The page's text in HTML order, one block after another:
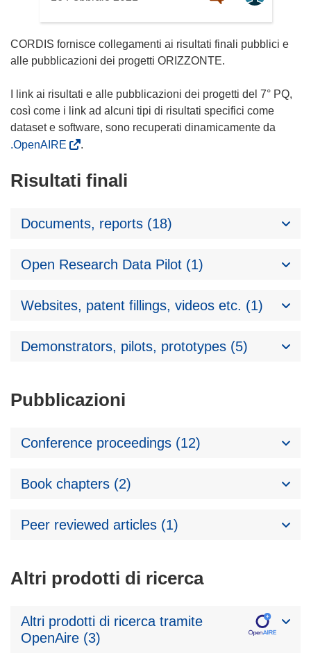
CORDIS fornisce collegamenti ai risultati finali pubblici e
alle pubblicazioni dei progetti ORIZZONTE.
I link ai risultati e alle pubblicazioni dei progetti del 7° PQ,
così come i link ad alcuni tipi di risultati specifici come
dataset e software, sono recuperati dinamicamente da
.OpenAIRE
.
Risultati finali
Documents, reports (18)
Open Research Data Pilot (1)
Websites, patent fillings, videos etc. (1)
Demonstrators, pilots, prototypes (5)
Pubblicazioni
Conference proceedings (12)
Book chapters (2)
Peer reviewed articles (1)
Altri prodotti di ricerca
Altri prodotti di ricerca tramite
OpenAire (3)